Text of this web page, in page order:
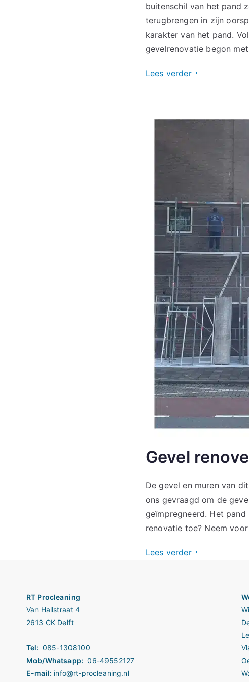
buitenschil van het pand
terugbrengen in zijn
karakter van het pand.
gevelrenovatie begon
Lees verder
Gevel
De gevel en muren van
ons gevraagd om de
geïmpregneerd. Het
renovatie toe? Neem
Lees verder
RT Procleaning
Van Hallstraat 4
2613 CK Delft
Tel: 085-1308100
Mob/Whatsapp: 06-49552127
E-mail: info@rt-procleaning.nl